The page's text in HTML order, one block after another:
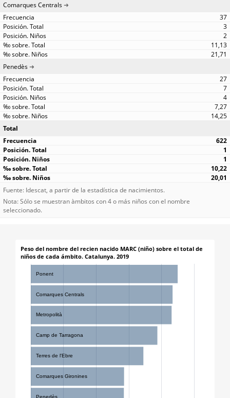
Comarques Centrals
37
3
2
11,13
21,71
Penedès
27
7
4
7,27
14,25
Total
622
1
1
10,22
20,01
Fuente: Idescat, a partir de la estadística de nacimientos.
Nota: Sólo se muestran àmbitos con 4 o más niños con el nombre
seleccionado.